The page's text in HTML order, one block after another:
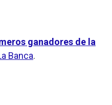
ganadores de la
Banca.